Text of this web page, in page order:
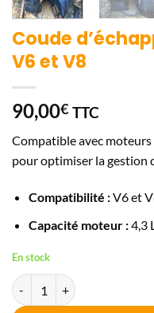
Coude
V6 et V8
90,00€ TTC
Compatible avec moteurs
pour optimiser la gestion
Compatibilité :V6 et
Capacité moteur :4,3 L
En stock
quantité de Coude